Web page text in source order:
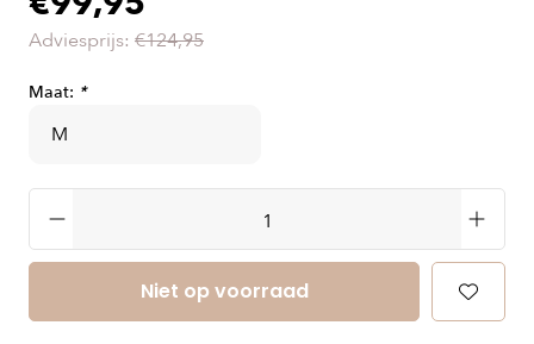
Adviesprijs: €124,95
Maat: *
Niet op voorraad